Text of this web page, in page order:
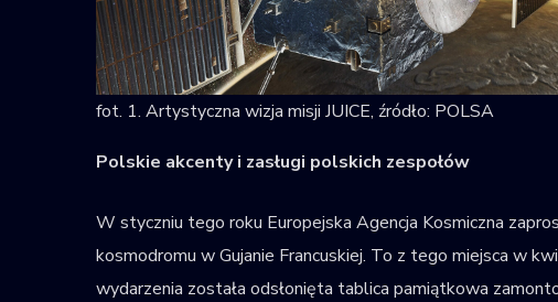
fot. 1. Artystyczna wizja misji JUICE, źródło: POLSA
Polskie akcenty i zasługi polskich zespołów
W styczniu tego roku Europejska Agencja Kosmiczna
kosmodromu w Gujanie Francuskiej. To z tego miejsca w
wydarzenia została odsłonięta tablica pamiątkowa